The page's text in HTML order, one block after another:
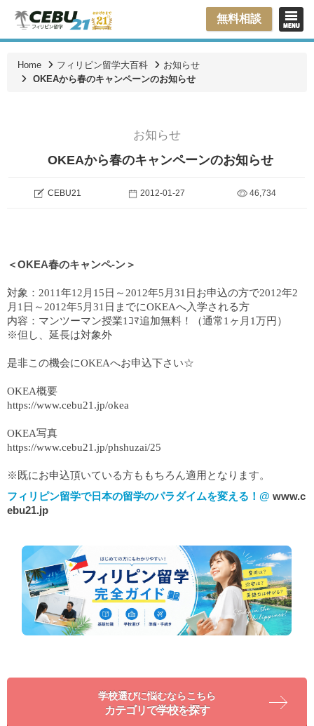
無料相談
Home フィリピン留学大百科
お知らせ
OKEAから春のキャンペーンのお知らせ
お知らせ
OKEAから春のキャンペーンのお知らせ
CEBU21 2012-01-27 46,734
＜OKEA春のキャンペ-ン＞
対象：2011年12月15日～2012年5月31日お申込の方で2012年2
月1日～2012年5月31日までにOKEAへ入学される方
内容：マンツーマン授業1ｺﾏ追加無料！（通常1ヶ月1万円）
※但し、延長は対象外
是非この機会にOKEAへお申込下さい☆
OKEA概要
https://www.cebu21.jp/okea
OKEA写真
https://www.cebu21.jp/phshuzai/25
※既にお申込頂いている方ももちろん適用となります。
フィリピン留学で日本の留学のパラダイムを変える！@ www.c
ebu21.jp
学校選びに悩むならこちら
カテゴリで学校を探す